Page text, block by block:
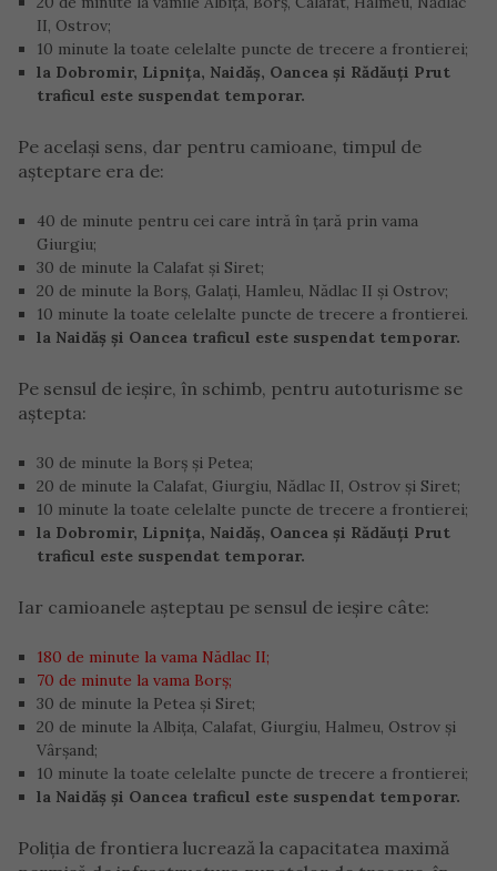
II, Ostrov;
10 minute la toate celelalte puncte de trecere a frontierei;
la Dobromir, Lipnița, Naidăș, Oancea și Rădăuți Prut
traficul este suspendat temporar.
Pe același sens, dar pentru camioane, timpul de
așteptare era de:
40 de minute pentru cei care intră în țară prin vama
Giurgiu;
30 de minute la Calafat și Siret;
20 de minute la Borș, Galați, Hamleu, Nădlac II și Ostrov;
10 minute la toate celelalte puncte de trecere a frontierei.
la Naidăș și Oancea traficul este suspendat temporar.
Pe sensul de ieșire, în schimb, pentru autoturisme se
aștepta:
30 de minute la Borș și Petea;
20 de minute la Calafat, Giurgiu, Nădlac II, Ostrov și Siret;
10 minute la toate celelalte puncte de trecere a frontierei;
la Dobromir, Lipnița, Naidăș, Oancea și Rădăuți Prut
traficul este suspendat temporar.
Iar camioanele așteptau pe sensul de ieșire câte:
180 de minute la vama Nădlac II;
70 de minute la vama Borș;
30 de minute la Petea și Siret;
20 de minute la Albița, Calafat, Giurgiu, Halmeu, Ostrov și
Vârșand;
10 minute la toate celelalte puncte de trecere a frontierei;
la Naidăș și Oancea traficul este suspendat temporar.
Poliția de frontiera lucrează la capacitatea maximă